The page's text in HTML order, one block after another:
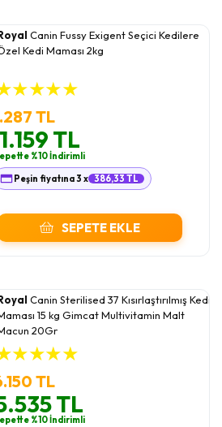
Canin Fussy Exigent Seçici Kedilere
Kedi Maması 2kg
★★★★
TL
1.159 TL
%10 İndirimli
Peşin fiyatına 3 x 386,33 TL
SEPETE EKLE
Canin Sterilised 37 Kısırlaştırılmış Kedi
15 kg Gimcat Multivitamin Malt
20Gr
★★★★
TL
TL
%10 İndirimli